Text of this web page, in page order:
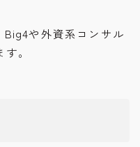
Big4や外資系コンサル
。